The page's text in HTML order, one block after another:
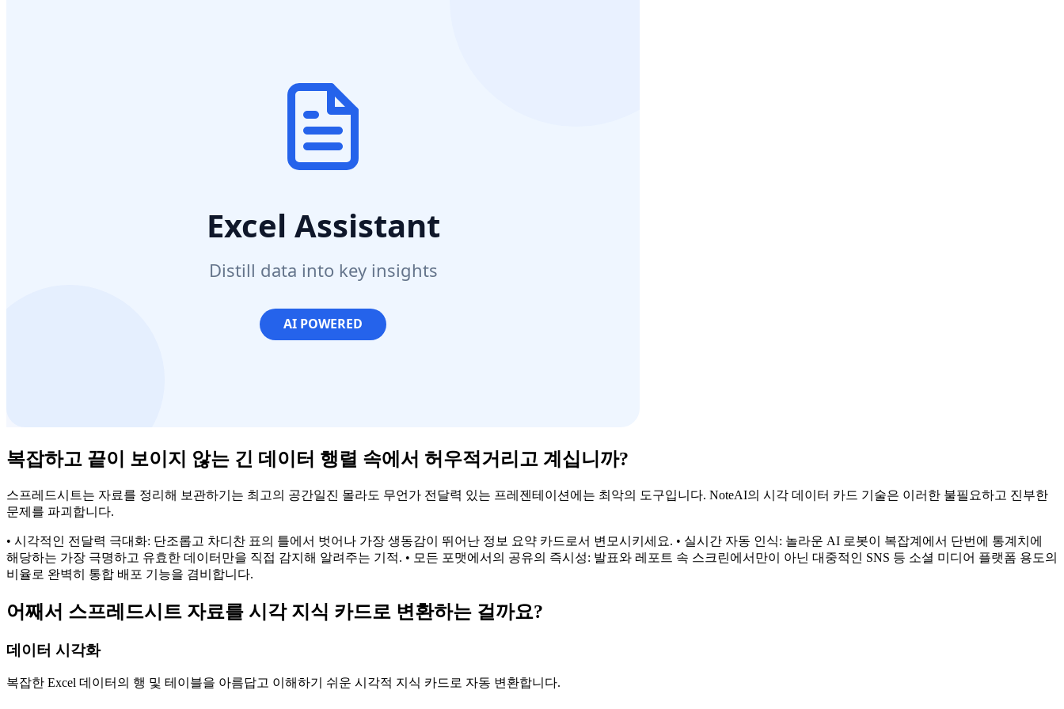
복잡하고 끝이 보이지 않는 긴 데이터 행렬 속에서 허우적거리고 계십니까?
스프레드시트는 자료를 정리해 보관하기는 최고의 공간일진 몰라도 무언가 전달력 있는 프레젠테이션에는 최악의 도구입니다. NoteAI의 시각 데이터 카드 기술은 이러한 불필요하고 진부한
문제를 파괴합니다.
• 시각적인 전달력 극대화: 단조롭고 차디찬 표의 틀에서 벗어나 가장 생동감이 뛰어난 정보 요약 카드로서 변모시키세요. • 실시간 자동 인식: 놀라운 AI 로봇이 복잡계에서 단번에 통계치에
해당하는 가장 극명하고 유효한 데이터만을 직접 감지해 알려주는 기적. • 모든 포맷에서의 공유의 즉시성: 발표와 레포트 속 스크린에서만이 아닌 대중적인 SNS 등 소셜 미디어 플랫폼 용도의
비율로 완벽히 통합 배포 기능을 겸비합니다.
어째서 스프레드시트 자료를 시각 지식 카드로 변환하는 걸까요?
데이터 시각화
복잡한 Excel 데이터의 행 및 테이블을 아름답고 이해하기 쉬운 시각적 지식 카드로 자동 변환합니다.